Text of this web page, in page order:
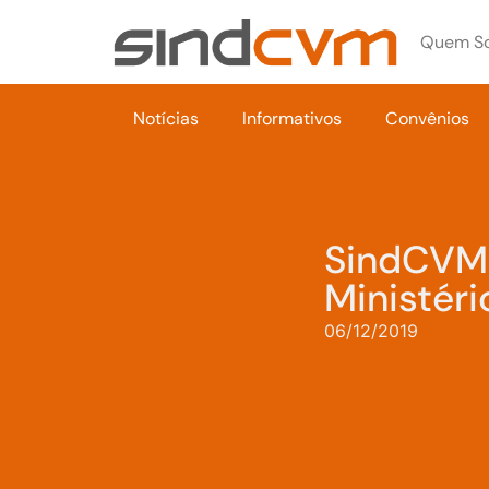
Quem
Notícias Informativos Convênios
06/12/2019